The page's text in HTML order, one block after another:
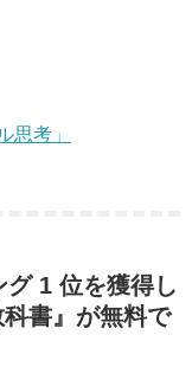
思考」
1 位を獲得し
書』が無料で